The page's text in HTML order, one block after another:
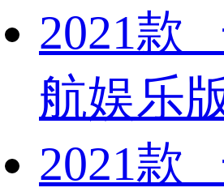
2021款
航娱乐
2021款